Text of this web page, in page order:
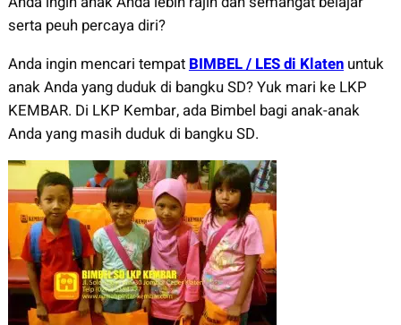
serta peuh percaya diri?
Anda ingin mencari tempat BIMBEL / LES di Klatenuntuk
anak Anda yang duduk di bangku SD? Yuk mari ke LKP
KEMBAR. Di LKP Kembar, ada Bimbel bagi anak-anak
Anda yang masih duduk di bangku SD.